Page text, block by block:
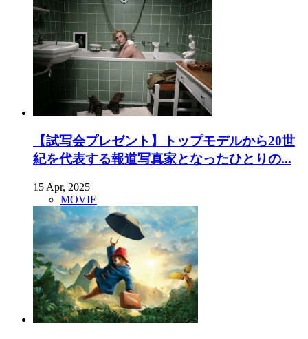
【試写会プレゼント】トップモデルから20世
紀を代表する報道写真家となったひとりの...
15 Apr, 2025
MOVIE